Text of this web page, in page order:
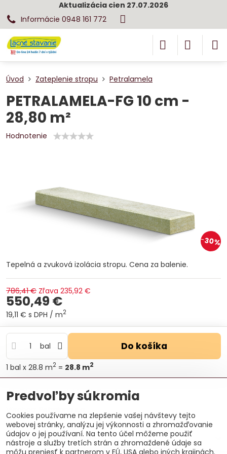
Aktualizácia cien 27.07.2026
Informácie 0948 161 772
30%
Úvod Zateplenie stropu Petralamela
PETRALAMELA-FG 10 cm -
28,80 m²
Hodnotenie
Tepelná a zvuková izolácia stropu. Cena za balenie.
786,41 € Zľava 235,92 €
550,49 €
19,11 € s DPH / m2
bal Do košíka
1 bal x 28.8 m2 = 28.8 m2
Otázka k produktu
Doručenia
Doplnkové informácie
Predvoľby súkromia
Cookies používame na zlepšenie vašej návštevy tejto
webovej stránky, analýzu jej výkonnosti a zhromažďovanie
údajov o jej používaní. Na tento účel môžeme použiť
nástroje a služby tretích strán a zhromaždené údaje sa
môžu preniesť k partnerom v EÚ, USA alebo iných krajinách.